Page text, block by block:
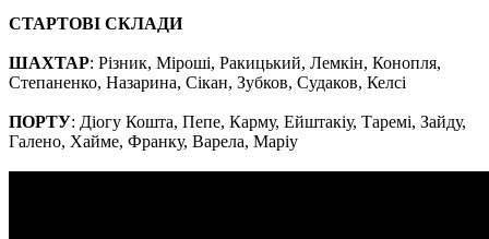
СТАРТОВІ СКЛАДИ
ШАХТАР: Різник, Міроші, Ракицький, Лемкін, Конопля,
Степаненко, Назарина, Сікан, Зубков, Судаков, Келсі
ПОРТУ: Діогу Кошта, Пепе, Карму, Ейштакіу, Таремі, Зайду,
Галено, Хайме, Франку, Варела, Маріу